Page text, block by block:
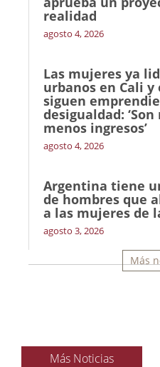
realidad
agosto 4, 2026
Las mujeres ya
urbanos en Cali
siguen
desigualdad:
menos ingresos’
agosto 4, 2026
Argentina tiene
de hombres que
a las mujeres de
agosto 3, 2026
Más
Más Noticias